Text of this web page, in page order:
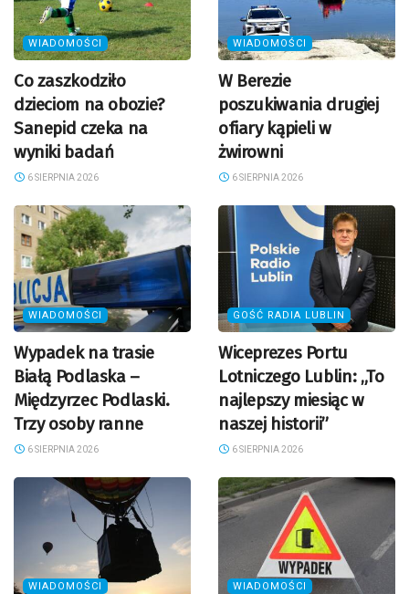
WIADOMOŚCI
Co zaszkodziło
dzieciom na obozie?
Sanepid czeka na
wyniki badań
6 SIERPNIA 2026
WIADOMOŚCI
W Berezie
poszukiwania drugiej
ofiary kąpieli w
żwirowni
6 SIERPNIA 2026
WIADOMOŚCI
Wypadek na trasie
Białą Podlaska –
Międzyrzec Podlaski.
Trzy osoby ranne
6 SIERPNIA 2026
GOŚĆ RADIA LUBLIN
Wiceprezes Portu
Lotniczego Lublin: „To
najlepszy miesiąc w
naszej historii”
6 SIERPNIA 2026
WIADOMOŚCI WIADOMOŚCI